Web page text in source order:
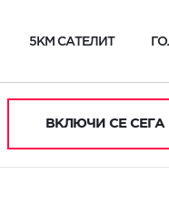
5KM САТЕЛИТ
ВКЛЮЧИ СЕ СЕГА